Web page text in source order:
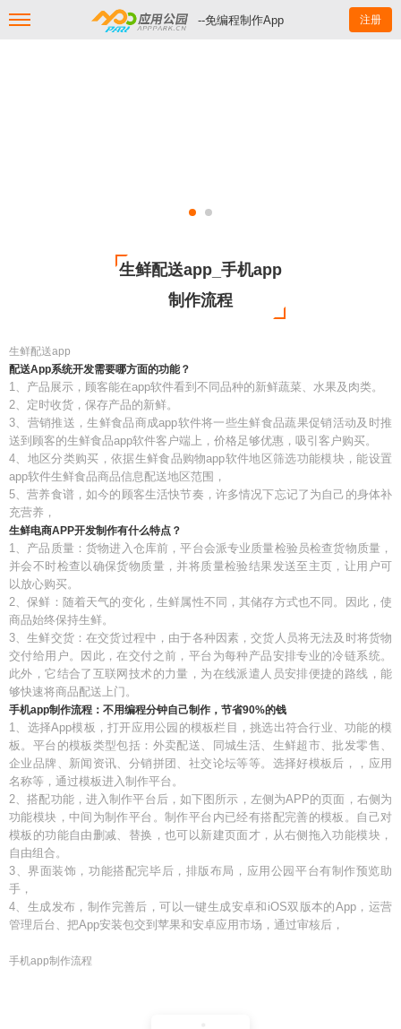
--免编程制作App 注册
生鲜配送app_手机app
制作流程
生鲜配送app
配送App系统开发需要哪方面的功能？
1、产品展示，顾客能在app软件看到不同品种的新鲜蔬菜、水果及肉类。
2、定时收货，保存产品的新鲜。
3、营销推送，生鲜食品商成app软件将一些生鲜食品蔬果促销活动及时推
送到顾客的生鲜食品app软件客户端上，价格足够优惠，吸引客户购买。
4、地区分类购买，依据生鲜食品购物app软件地区筛选功能模块，能设置
app软件生鲜食品商品信息配送地区范围，
5、营养食谱，如今的顾客生活快节奏，许多情况下忘记了为自己的身体补
充营养，
生鲜电商APP开发制作有什么特点？
1、产品质量：货物进入仓库前，平台会派专业质量检验员检查货物质量，
并会不时检查以确保货物质量，并将质量检验结果发送至主页，让用户可
以放心购买。
2、保鲜：随着天气的变化，生鲜属性不同，其储存方式也不同。因此，使
商品始终保持生鲜。
3、生鲜交货：在交货过程中，由于各种因素，交货人员将无法及时将货物
交付给用户。因此，在交付之前，平台为每种产品安排专业的冷链系统。
此外，它结合了互联网技术的力量，为在线派遣人员安排便捷的路线，能
够快速将商品配送上门。
手机app制作流程：不用编程分钟自己制作，节省90%的钱
1、选择App模板，打开应用公园的模板栏目，挑选出符合行业、功能的模
板。平台的模板类型包括：外卖配送、同城生活、生鲜超市、批发零售、
企业品牌、新闻资讯、分销拼团、社交论坛等等。选择好模板后，，应用
名称等，通过模板进入制作平台。
2、搭配功能，进入制作平台后，如下图所示，左侧为APP的页面，右侧为
功能模块，中间为制作平台。制作平台内已经有搭配完善的模板。自己对
模板的功能自由删减、替换，也可以新建页面才，从右侧拖入功能模块，
自由组合。
3、界面装饰，功能搭配完毕后，排版布局，应用公园平台有制作预览助
手，
4、生成发布，制作完善后，可以一键生成安卓和iOS双版本的App，运营
管理后台、把App安装包交到苹果和安卓应用市场，通过审核后，
手机app制作流程